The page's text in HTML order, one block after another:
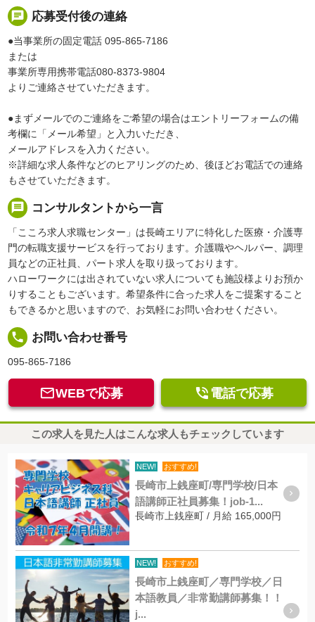
chat 応募受付後の連絡
●当事業所の固定電話 095-865-7186
または
事業所専用携帯電話080-8373-9804
よりご連絡させていただきます。
●まずメールでのご連絡をご希望の場合はエントリーフォームの備
考欄に「メール希望」と入力いただき、
メールアドレスを入力ください。
※詳細な求人条件などのヒアリングのため、後ほどお電話での連絡
もさせていただきます。
message コンサルタントから一言
「こころ求人求職センター」は長崎エリアに特化した医療・介護専
門の転職支援サービスを行っております。介護職やヘルパー、調理
員などの正社員、パート求人を取り扱っております。
ハローワークには出されていない求人についても施設様よりお預か
りすることもございます。希望条件に合った求人をご提案すること
もできるかと思いますので、お気軽にお問い合わせください。
local_phone お問い合わせ番号
095-865-7186
WEBで応募  電話で応募
この求人を見た人はこんな求人もチェックしています
NEW! おすすめ!
長崎市上銭座町/専門学校/日本
語講師正社員募集！job-1...
長崎市上銭座町 / 月給 165,000円
NEW! おすすめ!
長崎市上銭座町／専門学校／日
本語教員／非常勤講師募集！！
j...